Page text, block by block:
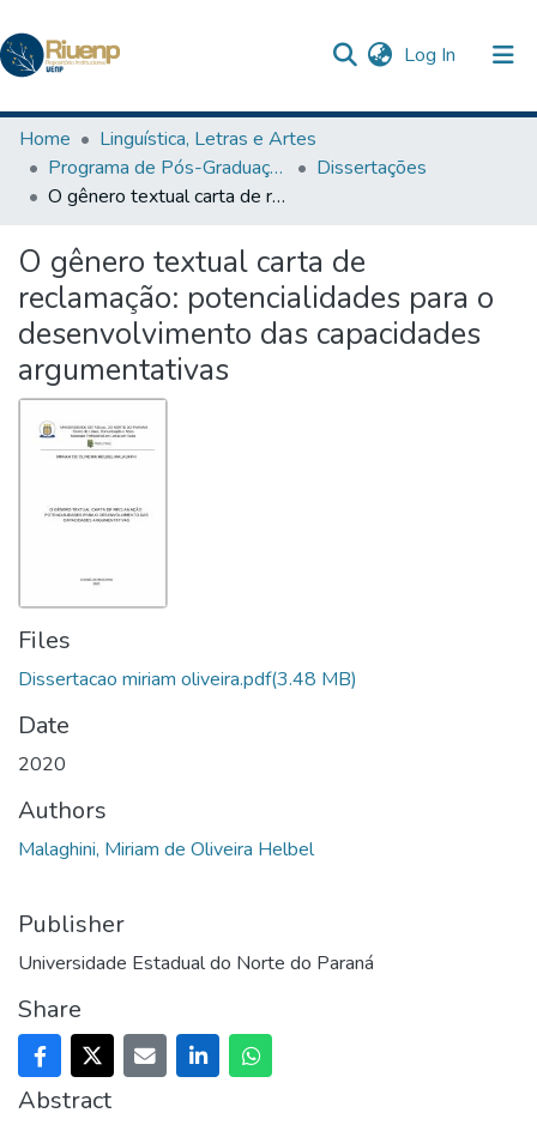
Log In (current)
Communities & Collections
Browse DSpace
The Repository
Home
Linguística, Letras e Artes
Programa de Pós-Graduação Profissional em Letras
Dissertações
O gênero textual carta de reclamação: potencialidades para o desenvolvimento das capacidades argumentativas
O gênero textual carta de
reclamação: potencialidades para o
desenvolvimento das capacidades
argumentativas
Files
Dissertacao miriam oliveira.pdf(3.48 MB)
Date
2020
Authors
Malaghini, Miriam de Oliveira Helbel
Publisher
Universidade Estadual do Norte do Paraná
Share
Abstract